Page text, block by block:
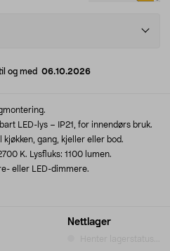
og med 06.10.2026
Nettlager
LED-lys – IP21, for innendørs bruk.
gang, kjeller eller bod.
K. Lysfluks: 1100 lumen.
eller LED-dimmere.